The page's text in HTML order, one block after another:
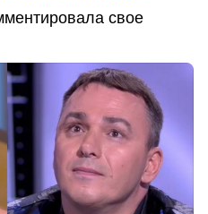
свое